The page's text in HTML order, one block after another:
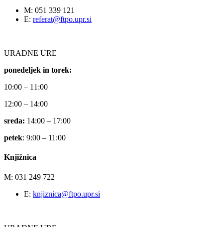
M: 051 339 121
E: referat@ftpo.upr.si
URADNE URE
ponedeljek in torek:
10:00 – 11:00
12:00 – 14:00
sreda: 14:00 – 17:00
petek: 9:00 – 11:00
Knjižnica
M: 031 249 722
E: knjiznica@ftpo.upr.si